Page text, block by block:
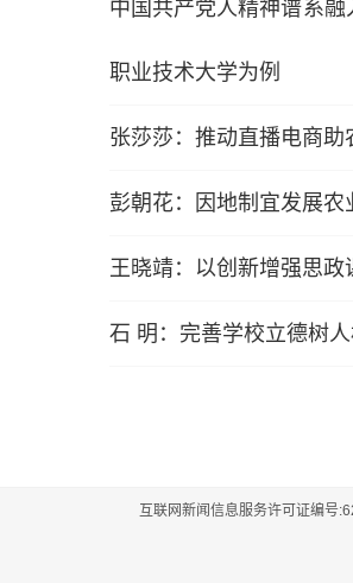
中国共产党人精神谱系
职业技术大学为例
张莎莎：推动直播电商助
彭朝花：因地制宜发展农
王晓靖：以创新增强思政
石 明：完善学校立德树人
互联网新闻信息服务许可证编号